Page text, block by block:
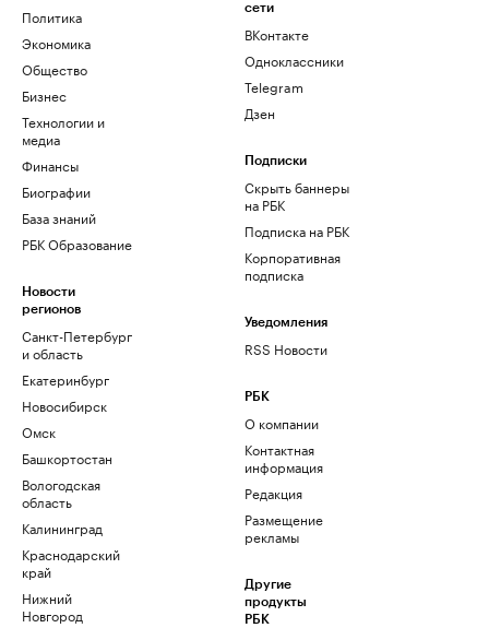
Политика
Экономика
Общество
Бизнес
Технологии и
медиа
Финансы
Биографии
База знаний
РБК Образование
Новости
регионов
Санкт-Петербург
и область
Екатеринбург
Новосибирск
Омск
Башкортостан
Вологодская
область
Калининград
Краснодарский
край
Нижний
Новгород
сети
ВКонтакте
Одноклассники
Telegram
Дзен
Подписки
Скрыть баннеры
на РБК
Подписка на РБК
Корпоративная
подписка
Уведомления
RSS Новости
РБК
О компании
Контактная
информация
Редакция
Размещение
рекламы
Другие
продукты
РБК